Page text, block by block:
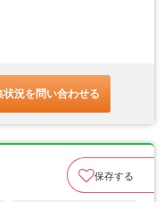
状況を問い合わせる
保存する